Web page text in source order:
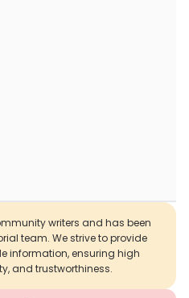
writers and has been
team. We strive to provide
information, ensuring high
and trustworthiness.